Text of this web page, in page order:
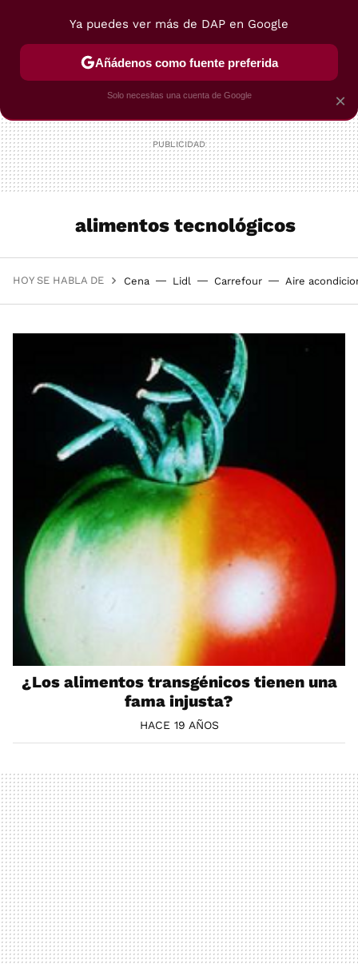
POSTRES VIAJES SELECCIÓN VEGUI
alimentos tecnológicos
HOY SE HABLA DE Cena Lidl Carrefour Aire
¿Los alimentos transgénicos tienen una
fama injusta?
HACE 19 AÑOS
×
Ya puedes ver más de DAP en Google
Añádenos como fuente preferida
Solo necesitas una cuenta de Google